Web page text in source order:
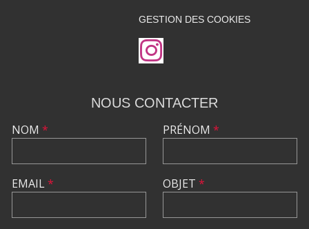
GESTION DES COOKIES
NOUS CONTACTER
NOM *
EMAIL*
PRÉNOM *
OBJET *